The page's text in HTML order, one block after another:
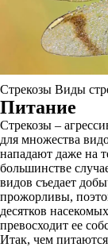
Стрекозы Виды
Питание
Стрекозы –
для множества
нападают даже на
большинстве
видов съедает
прожорливы,
десятков
превосходит ее
Итак, чем